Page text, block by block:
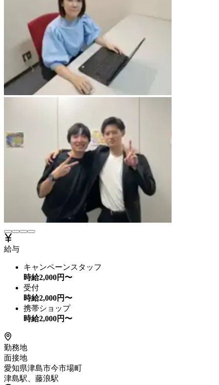
給与
キャンペーンスタッフ
時給2,000円〜
受付
時給2,000円〜
携帯ショップ
時給2,000円〜
勤務地
面接地
愛知県津島市今市場町
津島駅、藤浪駅